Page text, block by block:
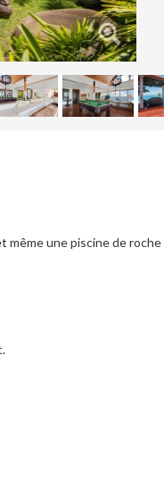
même une piscine de roche